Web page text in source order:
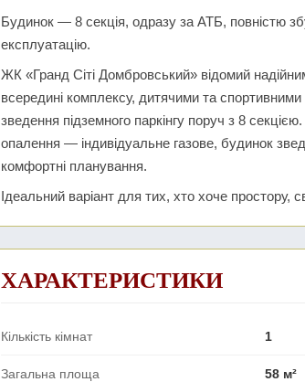
Будинок — 8 секція, одразу за АТБ, повністю
експлуатацію.
ЖК «Гранд Сіті Домбровський» відомий
всередині комплексу, дитячими та
зведення підземного паркінгу поруч з 8
опалення — індивідуальне газове, будинок
комфортні планування.
Ідеальний варіант для тих, хто хоче простору,
ХАРАКТЕРИСТИКИ
Кількість кімнат 1
Загальна площа 58 м²